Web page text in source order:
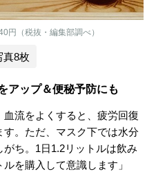
円（税抜・編集部調べ）
真8枚
アップ＆便秘予防にも
血流をよくすると、疲労回復
す。ただ、マスク下では水分
ち。1日1.2リットルは飲み
を購入して意識します」